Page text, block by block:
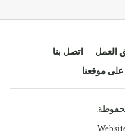
العمل
اتصل بنا
على موقعنا